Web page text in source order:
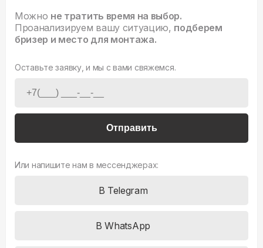
Можно не тратить время на выбор.
Проанализируем вашу ситуацию, подберем
бризер и место для монтажа.
Оставьте заявку, и мы с вами свяжемся.
Отправить
Или напишите нам в мессенджерах:
В Telegram
В WhatsApp